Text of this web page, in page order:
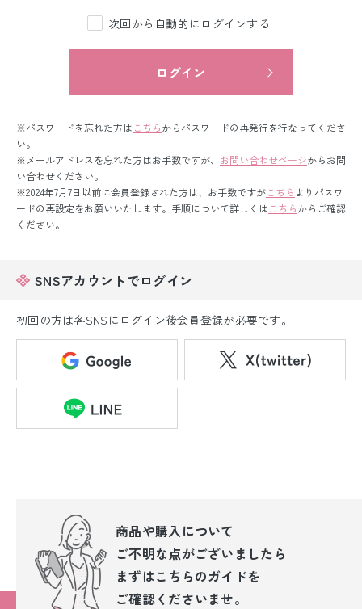
色打掛&紋付袴レンタル
白無垢&紋付袴レンタル
引き振袖レンタル
次回から自動的にログインする
ログイン
※パスワードを忘れた方は こちらからパスワードの再発行を行なってくださ
い。
※メールアドレスを忘れた方はお手数ですが、 お問い合わせページからお問
い合わせください。
※2024年7月7日以前に会員登録された方は、お手数ですがこちら よりパスワ
ードの再設定をお願いいたします。手順について詳しくは こちらからご確認
ください。
SNSアカウントでログイン
初回の方は各SNSにログイン後会員登録が必要です。
商品や購入について
ご不明な点がございましたら
まずはこちらのガイドを
ご確認くださいませ。